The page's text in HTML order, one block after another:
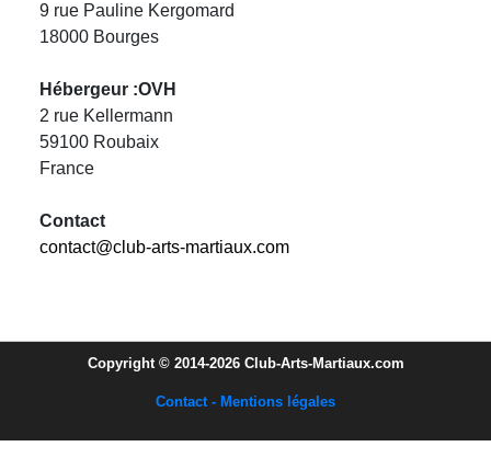
9 rue Pauline Kergomard
18000 Bourges
Hébergeur :OVH
2 rue Kellermann
59100 Roubaix
France
Contact
contact@club-arts-martiaux.com
Copyright © 2014-2026 Club-Arts-Martiaux.com
Contact - Mentions légales